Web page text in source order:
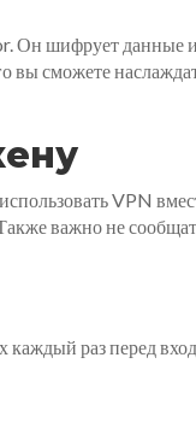
Он шифрует данные
вы сможете
VPN
важно не
раз перед